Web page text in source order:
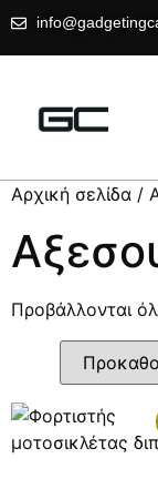
Αρχική σελίδα /
Προβάλλονται